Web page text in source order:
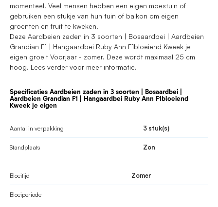
momenteel. Veel mensen hebben een eigen moestuin of
gebruiken een stukje van hun tuin of balkon om eigen
groenten en fruit te kweken.
Deze Aardbeien zaden in 3 soorten | Bosaardbei | Aardbeien
Grandian F1 | Hangaardbei Ruby Ann F1bloeiend Kweek je
eigen groeit Voorjaar - zomer. Deze wordt maximaal 25 cm
hoog. Lees verder voor meer informatie.
Specificaties Aardbeien zaden in 3 soorten | Bosaardbei |
Aardbeien Grandian F1 | Hangaardbei Ruby Ann F1bloeiend
Kweek je eigen
Aantal in verpakking 3 stuk(s)
Standplaats Zon
Bloeitijd Zomer
Bloeiperiode